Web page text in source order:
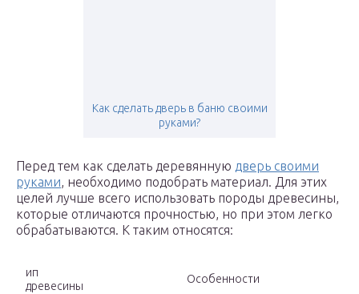
Как сделать дверь в баню своими
руками?
Перед тем как сделать деревянную дверь своими
руками, необходимо подобрать материал. Для этих
целей лучше всего использовать породы древесины,
которые отличаются прочностью, но при этом легко
обрабатываются. К таким относятся:
ип
древесины
Особенности